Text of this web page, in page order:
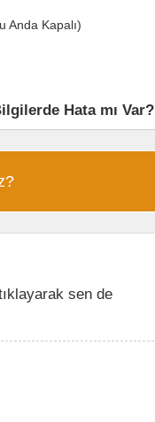
Anda Kapalı)
Hata mı Var?
sen de